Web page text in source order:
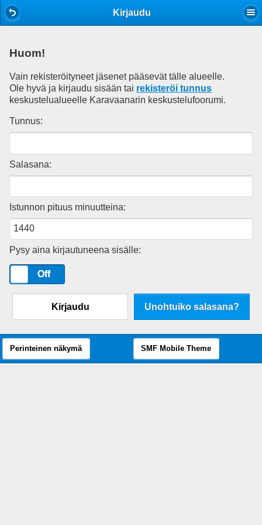
Kirjaudu
Huom!
Vain rekisteröityneet jäsenet pääsevät tälle alueelle.
Ole hyvä ja kirjaudu sisään tai rekisteröi tunnus
keskustelualueelle Karavaanarin keskustelufoorumi.
Tunnus:
Salasana:
Istunnon pituus minuutteina:
Pysy aina kirjautuneena sisälle:
Off
Kirjaudu Unohtuiko salasana?
Perinteinen näkymä SMF Mobile Theme